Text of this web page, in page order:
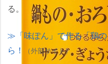
る。
「味ぽん」で作る「鶏の
ら！
（外部サイト）